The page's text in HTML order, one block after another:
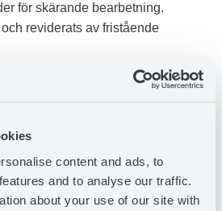
content and ads, to
and to analyse our traffic.
about your use of our site with
för skärande bearbetning.
reviderats av fristående